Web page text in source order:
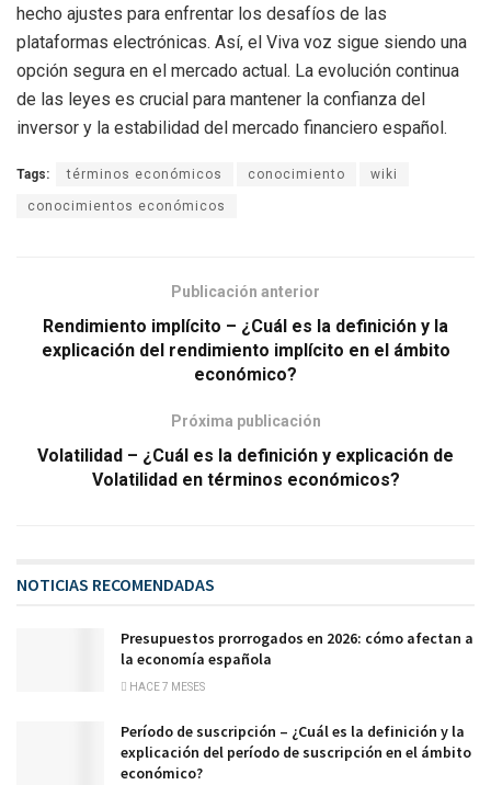
hecho ajustes para enfrentar los desafíos de las
plataformas electrónicas. Así, el Viva voz sigue siendo una
opción segura en el mercado actual. La evolución continua
de las leyes es crucial para mantener la confianza del
inversor y la estabilidad del mercado financiero español.
Tags: términos económicos conocimiento wiki
conocimientos económicos
Publicación anterior
Rendimiento implícito – ¿Cuál es la definición y la
explicación del rendimiento implícito en el ámbito
económico?
Próxima publicación
Volatilidad – ¿Cuál es la definición y explicación de
Volatilidad en términos económicos?
NOTICIAS RECOMENDADAS
Presupuestos prorrogados en 2026: cómo afectan a
la economía española
HACE 7 MESES
Período de suscripción – ¿Cuál es la definición y la
explicación del período de suscripción en el ámbito
económico?